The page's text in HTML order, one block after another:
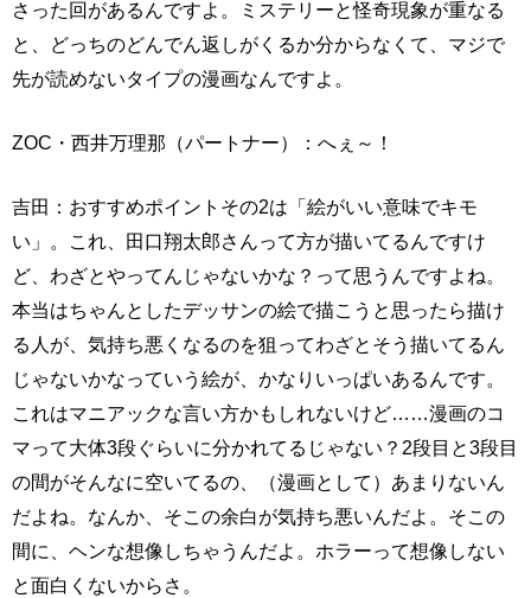
さった回があるんですよ。ミステリーと怪奇現象が重なる
と、どっちのどんでん返しがくるか分からなくて、マジで
先が読めないタイプの漫画なんですよ。
ZOC・西井万理那（パートナー）：へぇ～！
吉田：おすすめポイントその2は「絵がいい意味でキモ
い」。これ、田口翔太郎さんって方が描いてるんですけ
ど、わざとやってんじゃないかな？って思うんですよね。
本当はちゃんとしたデッサンの絵で描こうと思ったら描け
る人が、気持ち悪くなるのを狙ってわざとそう描いてるん
じゃないかなっていう絵が、かなりいっぱいあるんです。
これはマニアックな言い方かもしれないけど……漫画のコ
マって大体3段ぐらいに分かれてるじゃない？2段目と3段目
の間がそんなに空いてるの、（漫画として）あまりないん
だよね。なんか、そこの余白が気持ち悪いんだよ。そこの
間に、ヘンな想像しちゃうんだよ。ホラーって想像しない
と面白くないからさ。